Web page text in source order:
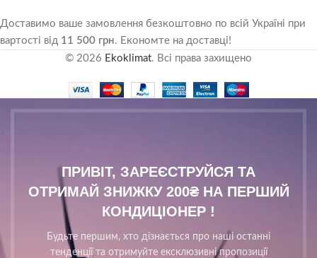
Доставимо ваше замовлення безкоштовно по всій Україні при
вартості від 11 500 грн. Економте на доставці!
© 2026 Ekoklimat. Всі права захищено
ПРИВІТ, ЗАРЕЄСТРУЙСЯ ТА
ОТРИМАЙ ЗНИЖКУ 200₴ НА ПЕРШИЙ
КОНДИЦІОНЕР !
Будьте першим, хто дізнається про наші останні
тенденції та отримуйте ексклюзивні пропозиції